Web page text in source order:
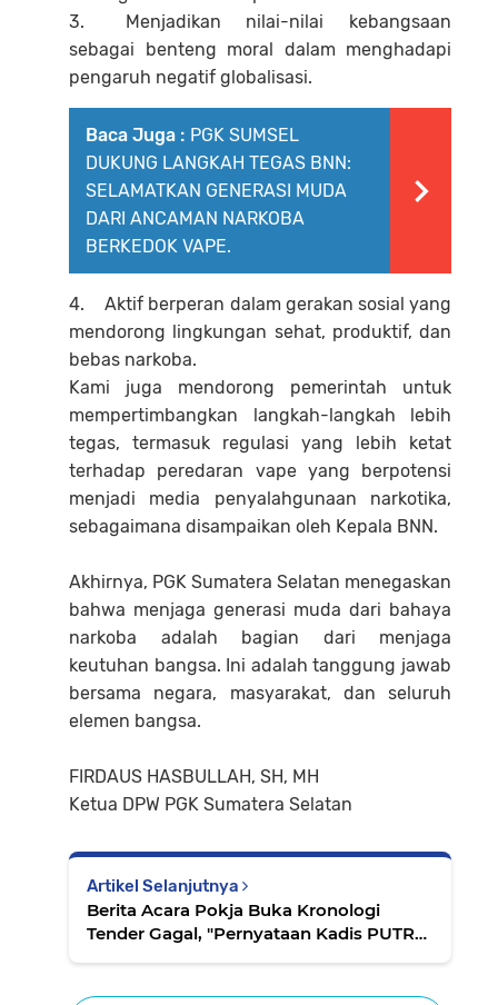
3.
Menjadikan nilai-nilai kebangsaan
sebagai benteng moral dalam menghadapi
pengaruh negatif globalisasi.
Baca Juga : PGK SUMSEL
DUKUNG LANGKAH TEGAS BNN:
SELAMATKAN GENERASI MUDA
DARI ANCAMAN NARKOBA
BERKEDOK VAPE.
4.
Aktif berperan dalam gerakan sosial yang
mendorong lingkungan sehat, produktif, dan
bebas narkoba.
Kami juga mendorong pemerintah untuk
mempertimbangkan langkah-langkah lebih
tegas, termasuk regulasi yang lebih ketat
terhadap peredaran vape yang berpotensi
menjadi media penyalahgunaan narkotika,
sebagaimana disampaikan oleh Kepala BNN.
Akhirnya, PGK Sumatera Selatan menegaskan
bahwa menjaga generasi muda dari bahaya
narkoba adalah bagian dari menjaga
keutuhan bangsa. Ini adalah tanggung jawab
bersama negara, masyarakat, dan seluruh
elemen bangsa.
FIRDAUS HASBULLAH, SH, MH
Ketua DPW PGK Sumatera Selatan
Artikel Selanjutnya
Berita Acara Pokja Buka Kronologi
Tender Gagal, "Pernyataan Kadis PUTR